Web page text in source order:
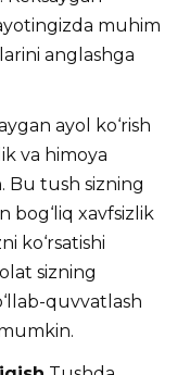
muhim
anglashga
ayol ko‘rish
va himoya
Bu tush sizning
bog‘liq xavfsizlik
ko‘rsatishi
sizning
quvvatlash